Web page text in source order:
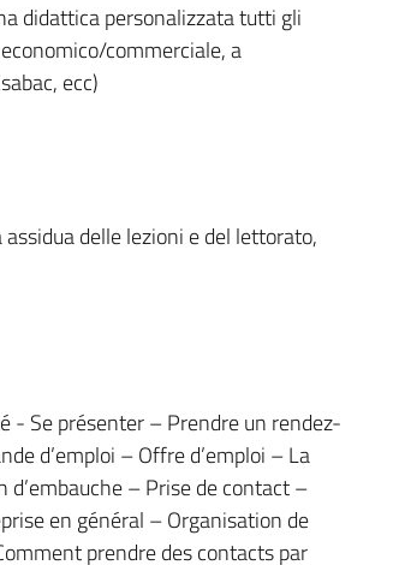
didattica personalizzata tutti gli
commerciale, a
ecc)
delle lezioni e del lettorato,
- Se présenter – Prendre un rendez-
d’emploi – Offre d’emploi – La
– Prise de contact –
en général – Organisation de
prendre des contacts par